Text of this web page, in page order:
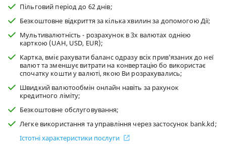
Пільговий період до 62 днів;
Безкоштовне відкриття за кілька хвилин за допомогою Дії;
Мультивалютність - розрахунок в 3х валютах однією
карткою (UAH, USD, EUR);
Картка, вміє рахувати баланс одразу всіх прив'язаних до неї
валют та зменшує витрати на конвертацію бо використає
спочатку кошти у валюті, якою Ви розрахувались;
Швидкий валютообмін онлайн навіть за рахунок
кредитного ліміту;
Безкоштовне обслуговування;
Легке використання та управління через застосунок bank.kd;
Істотні характеристики послуги